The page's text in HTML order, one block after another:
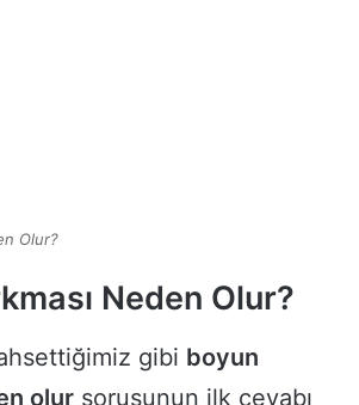
Olur?
Neden Olur?
gibi boyun
olur sorusunun ilk cevabı